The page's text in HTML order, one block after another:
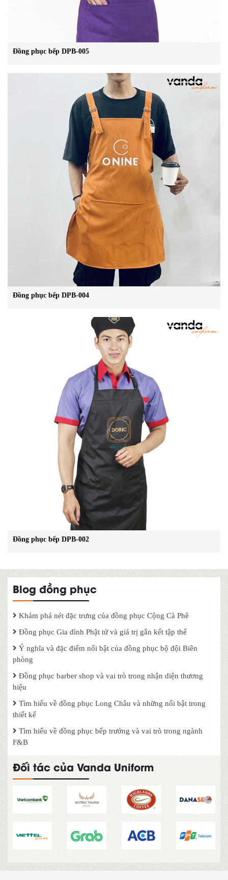
Đồng phục bếp DPB-005
Đồng phục bếp DPB-004
Đồng phục bếp DPB-002
Blog đồng phục
Khám phá nét đặc trưng của đồng phục Cộng Cà Phê
Đồng phục Gia đình Phật tử và giá trị gắn kết tập thể
Ý nghĩa và đặc điểm nổi bật của đồng phục bộ đội Biên
phòng
Đồng phục barber shop và vai trò trong nhận diện thương
hiệu
Tìm hiểu về đồng phục Long Châu và những nổi bật trong
thiết kế
Tìm hiểu về đồng phục bếp trưởng và vai trò trong ngành
F&B
Đối tác của Vanda Uniform